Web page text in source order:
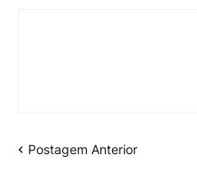
Postagem Anterior